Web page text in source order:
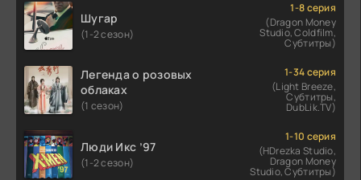
Шугар
(1-2 сезон)
1-8 серия
(Dragon Money
Studio, Coldfilm,
Субтитры)
Легенда о розовых
облаках
(1 сезон)
1-34 серия
(Light Breeze,
Субтитры,
DubLik.TV)
Люди Икс ’97
(1-2 сезон)
1-10 серия
(HDrezka Studio,
Dragon Money
Studio, Субтитры)